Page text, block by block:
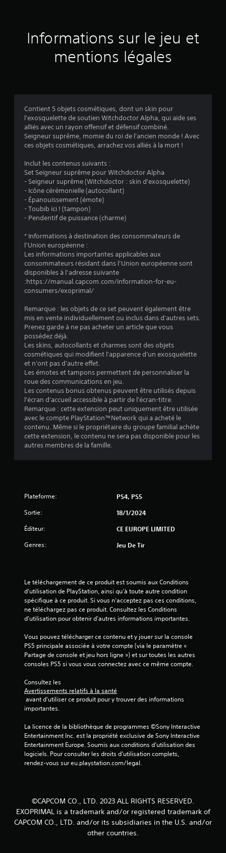
Informations sur le jeu et
mentions légales
Contient 5 objets cosmétiques, dont un skin pour
l'exosquelette de soutien Witchdoctor Alpha, qui aide ses
alliés avec un rayon offensif et défensif combiné.
Seigneur suprême, momie du roi de l'ancien monde ! Avec
ces objets cosmétiques, arrachez vos alliés à la mort !
Inclut les contenus suivants :
Set Seigneur suprême pour Witchdoctor Alpha
- Seigneur suprême (Witchdoctor : skin d'exosquelette)
- Icône cérémonielle (autocollant)
- Épanouissement (émote)
- Toubib ici ! (tampon)
- Pendentif de puissance (charme)
* Informations à destination des consommateurs de
l’Union européenne :
Les informations importantes applicables aux
consommateurs résidant dans l’Union européenne sont
disponibles à l’adresse suivante
:https://manual.capcom.com/information-for-eu-
consumers/exoprimal/
Remarque : les objets de ce set peuvent également être
mis en vente individuellement ou inclus dans d'autres sets.
Prenez garde à ne pas acheter un article que vous
possédez déjà.
Les skins, autocollants et charmes sont des objets
cosmétiques qui modifient l'apparence d'un exosquelette
et n'ont pas d'autre effet.
Les émotes et tampons permettent de personnaliser la
roue des communications en jeu.
Les contenus bonus obtenus peuvent être utilisés depuis
l'écran d'accueil accessible à partir de l'écran-titre.
Remarque : cette extension peut uniquement être utilisée
avec le compte PlayStation™Network qui a acheté le
contenu. Même si le propriétaire du groupe familial achète
cette extension, le contenu ne sera pas disponible pour les
autres membres de la famille.
Plateforme: PS4, PS5
Sortie: 18/1/2024
Éditeur: CE EUROPE LIMITED
Genres: Jeu De Tir
Le téléchargement de ce produit est soumis aux Conditions
d'utilisation de PlayStation, ainsi qu'à toute autre condition
spécifique à ce produit. Si vous n'acceptez pas ces conditions,
ne téléchargez pas ce produit. Consultez les Conditions
d'utilisation pour obtenir d'autres informations importantes.
Vous pouvez télécharger ce contenu et y jouer sur la console
PS5 principale associée à votre compte (via le paramètre «
Partage de console et jeu hors ligne ») et sur toutes les autres
consoles PS5 si vous vous connectez avec ce même compte.
Consultez les
Avertissements relatifs à la santé
importantes.
La licence de la bibliothèque de programmes ©Sony Interactive
Entertainment Inc. est la propriété exclusive de Sony Interactive
Entertainment Europe. Soumis aux conditions d’utilisation des
logiciels. Pour consulter les droits d’utilisation complets,
rendez-vous sur eu.playstation.com/legal.
©CAPCOM CO., LTD. 2023 ALL RIGHTS RESERVED.
EXOPRIMAL is a trademark and/or registered trademark of
CAPCOM CO., LTD. and/or its subsidiaries in the U.S. and/or
other countries.